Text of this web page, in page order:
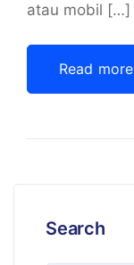
atau mobil […]
Read more
Search